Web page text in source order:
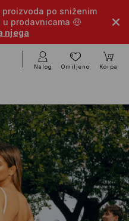
po sniženim
prodavnicama 🤑
njega
Nalog Omiljeno Korpa